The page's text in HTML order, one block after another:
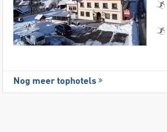
Nog meer tophotels